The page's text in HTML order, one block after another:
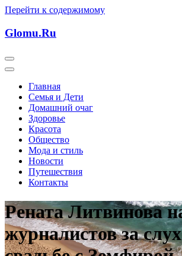
Перейти к содержимому
Glomu.Ru
Главная
Семья и Дети
Домашний очаг
Здоровье
Красота
Общество
Мода и стиль
Новости
Путешествия
Контакты
Рената Литвинова
журналистов за